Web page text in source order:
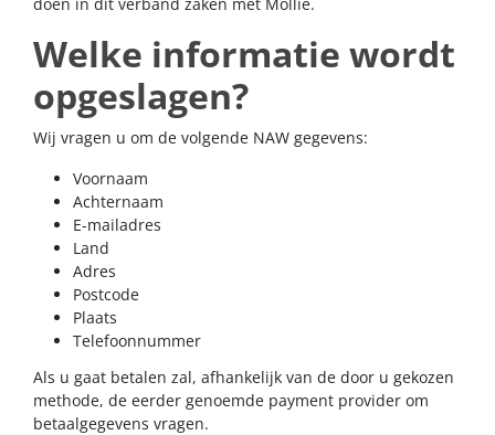
Welke informatie wordt
opgeslagen?
Wij vragen u om de volgende NAW gegevens:
Voornaam
Achternaam
E-mailadres
Land
Adres
Postcode
Plaats
Telefoonnummer
Als u gaat betalen zal, afhankelijk van de door u gekozen
methode, de eerder genoemde payment provider om
betaalgegevens vragen.